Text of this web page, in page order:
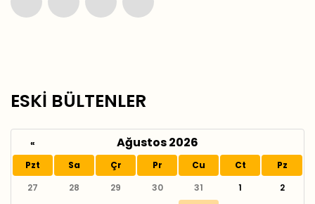
ESKİ BÜLTENLER
« Ağustos 2026
Pzt Sa Çr Pr Cu Ct
Pz
27
28 29 30 31 1 2